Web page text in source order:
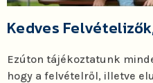
Kedves
Ezúton tájékoztatunk
hogy a felvételről, illetve